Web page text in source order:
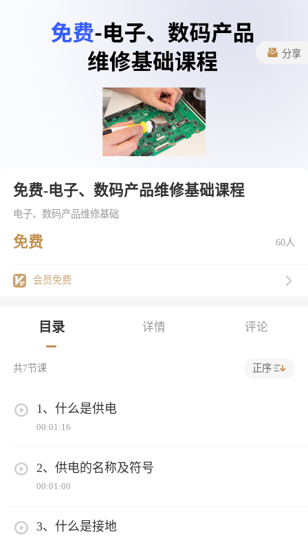
分享
免费-电子、数码产品维修基础课程
电子、数码产品维修基础
免费 60人
会员免费
目录 详情 评论
共7节课 正序
1、什么是供电
00:01:16
2、供电的名称及符号
00:01:00
3、什么是接地